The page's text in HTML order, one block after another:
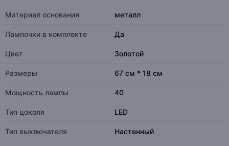
Материал основания металл
Лампочки в комплекте Да
Цвет Золотой
Размеры 67 см * 18 см
Мощность лампы 40
Тип цоколя LED
Тип выключателя Настенный